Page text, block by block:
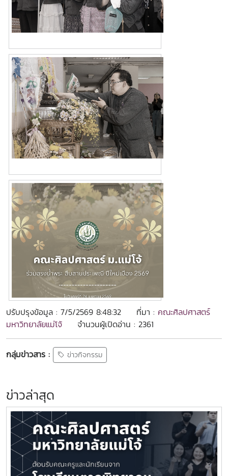
ปรับปรุงข้อมูล : 7/5/2569 8:48:32 ที่มา : คณะศิลปศาสตร์
มหาวิทยาลัยแม่โจ้
จำนวนผู้เปิดอ่าน : 2361
กลุ่มข่าวสาร : ข่าวกิจกรรม
ข่าวล่าสุด